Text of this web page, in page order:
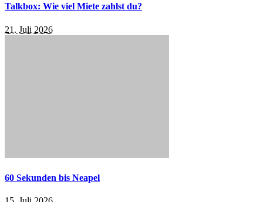
Talkbox: Wie viel Miete zahlst du?
21. Juli 2026
60 Sekunden bis Neapel